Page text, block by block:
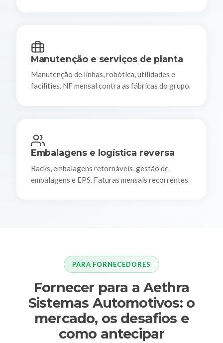
Manutenção e serviços de planta
Manutenção de linhas, robótica, utilidades e
facilities. NF mensal contra as fábricas do grupo.
Embalagens e logística reversa
Racks, embalagens retornáveis, gestão de
embalagens e EPS. Faturas mensais recorrentes.
PARA FORNECEDORES
Fornecer para a Aethra
Sistemas Automotivos: o
mercado, os desafios e
como antecipar